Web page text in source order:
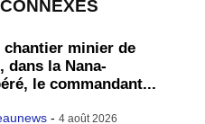
chantier minier de
dans la Nana-
le commandant...
- 4 août 2026